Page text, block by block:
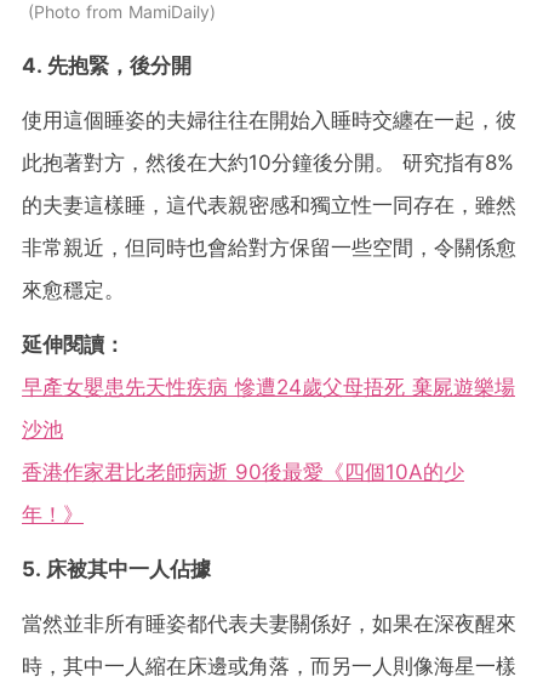
Photo from MamiDaily
4. 先抱緊，後分開
使用這個睡姿的夫婦往往在開始入睡時交纏在一起，彼
此抱著對方，然後在大約10分鐘後分開。 研究指有8%
的夫妻這樣睡，這代表親密感和獨立性一同存在，雖然
非常親近，但同時也會給對方保留一些空間，令關係愈
來愈穩定。
延伸閱讀：
早產女嬰患先天性疾病 慘遭24歲父母捂死 棄屍遊樂場
沙池
香港作家君比老師病逝 90後最愛《四個10A的少
年！》
5. 床被其中一人佔據
當然並非所有睡姿都代表夫妻關係好，如果在深夜醒來
時，其中一人縮在床邊或角落，而另一人則像海星一樣